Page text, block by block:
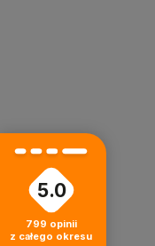
5.0
799 opinii
z całego okresu